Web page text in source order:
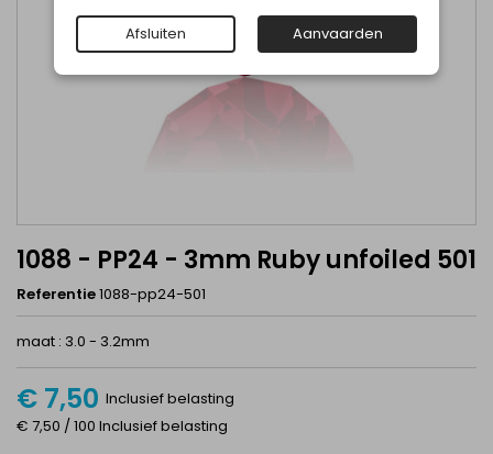
1088 - PP24 - 3mm Ruby unfoiled 501
Referentie1088-pp24-501
maat : 3.0 - 3.2mm
€ 7,50 Inclusief belasting
€ 7,50 / 100 Inclusief belasting
Afsluiten Aanvaarden